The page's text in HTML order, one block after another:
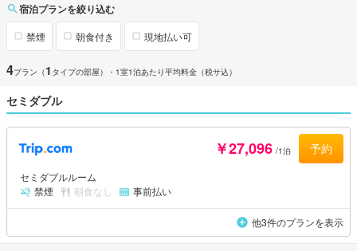
宿泊プランを絞り込む
禁煙 朝食付き 現地払い可
4プラン（1 タイプの部屋） ・1室1泊あたり平均料金（税サ込）
セミダブル
￥27,096 /1泊 予約
セミダブルルーム
禁煙
朝食なし 事前払い
他3件のプランを表示